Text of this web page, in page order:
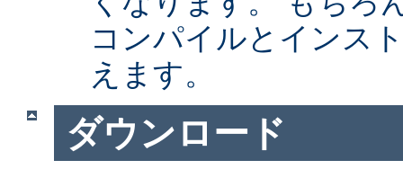
コンパイルとインス
えます。
ダウンロード